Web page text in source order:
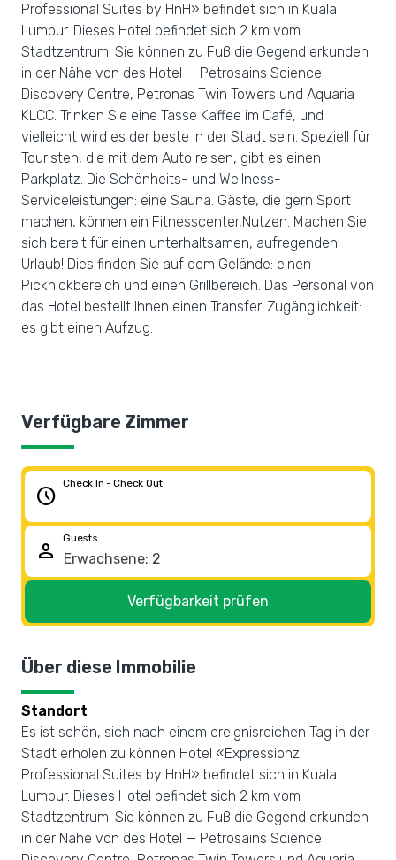
Professional Suites by HnH» befindet sich in Kuala
Lumpur. Dieses Hotel befindet sich 2 km vom
Stadtzentrum. Sie können zu Fuß die Gegend erkunden
in der Nähe von des Hotel — Petrosains Science
Discovery Centre, Petronas Twin Towers und Aquaria
KLCC. Trinken Sie eine Tasse Kaffee im Café, und
vielleicht wird es der beste in der Stadt sein. Speziell für
Touristen, die mit dem Auto reisen, gibt es einen
Parkplatz. Die Schönheits- und Wellness-
Serviceleistungen: eine Sauna. Gäste, die gern Sport
machen, können ein Fitnesscenter,Nutzen. Machen Sie
sich bereit für einen unterhaltsamen, aufregenden
Urlaub! Dies finden Sie auf dem Gelände: einen
Picknickbereich und einen Grillbereich. Das Personal von
das Hotel bestellt Ihnen einen Transfer. Zugänglichkeit:
es gibt einen Aufzug.
Verfügbare Zimmer
schedule
Check In - Check Out
person
Guests
Verfügbarkeit prüfen
Über diese Immobilie
Standort
Es ist schön, sich nach einem ereignisreichen Tag in der
Stadt erholen zu können Hotel «Expressionz
Professional Suites by HnH» befindet sich in Kuala
Lumpur. Dieses Hotel befindet sich 2 km vom
Stadtzentrum. Sie können zu Fuß die Gegend erkunden
in der Nähe von des Hotel — Petrosains Science